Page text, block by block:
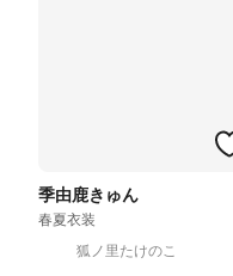
季由鹿きゅん
春夏衣装
狐ノ里たけのこ